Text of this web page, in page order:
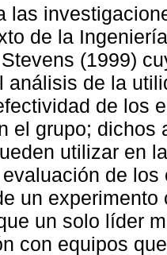
las
de la
(1999)
análisis de la
de los
el grupo; dichos
utilizar en
de
un
un solo líder
con equipos